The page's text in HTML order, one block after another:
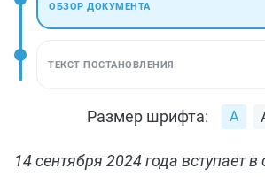
ОБЗОР ДОКУМЕНТА
ТЕКСТ ПОСТАНОВЛЕНИЯ
Размер шрифта:
14 сентября 2024 года вступает в